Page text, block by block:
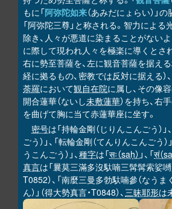
もに「阿弥陀如来（あみだにょらい）」
「阿弥陀三尊」と称される。智力によ
除き、人々が悪道に染まることがない
に際して現われ人々を極楽に導くとさ
右に勢至菩薩を、左に観音菩薩を据え
経に拠るもの、密教では反対に据える）
荼羅において観自在院に属し、その像
開合蓮華（ないし未敷蓮華）を持ち、右
を曲げて胸に当て赤蓮華座に坐す。
密号は「持輪金剛（じりんこんごう）」
ごう）」、「転輪金剛（てんりんこんごう）
うこんごう）」、種字は「सः（saḥ） 」、「सं（
真言は「曩莫三滿多沒馱喃三髯髯索娑嚩
T0852）、「南麼三曼多勃馱喃參（なう
ん）」（得大勢真言・T0848）、三昧耶形は